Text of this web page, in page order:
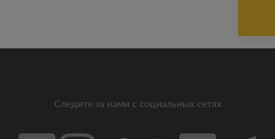
Следите за нами с социальных сетях